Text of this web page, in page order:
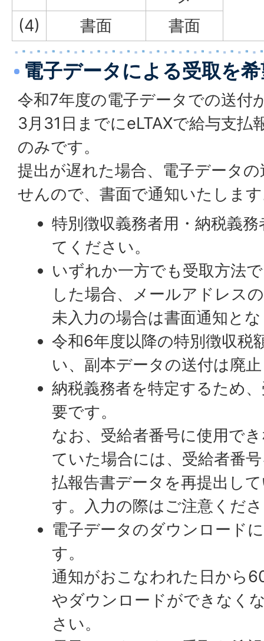
(4)
書面 書面
電子データによる受取を
令和7年度の電子データでの送付
3月31日までにeLTAXで給与支払
のみです。
提出が遅れた場合、電子データ
せんので、書面で通知いたしま
特別徴収義務者用・納税義
てください。
いずれか一方でも受取方法
した場合、メールアドレス
未入力の場合は書面通知と
令和6年度以降の特別徴収税
い、副本データの送付は廃
納税義務者を特定するため
要です。
なお、受給者番号に使用で
ていた場合には、受給者番
払報告書データを再提出し
す。入力の際はご注意くだ
電子データのダウンロード
す。
通知がおこなわれた日から
やダウンロードができなく
さい。